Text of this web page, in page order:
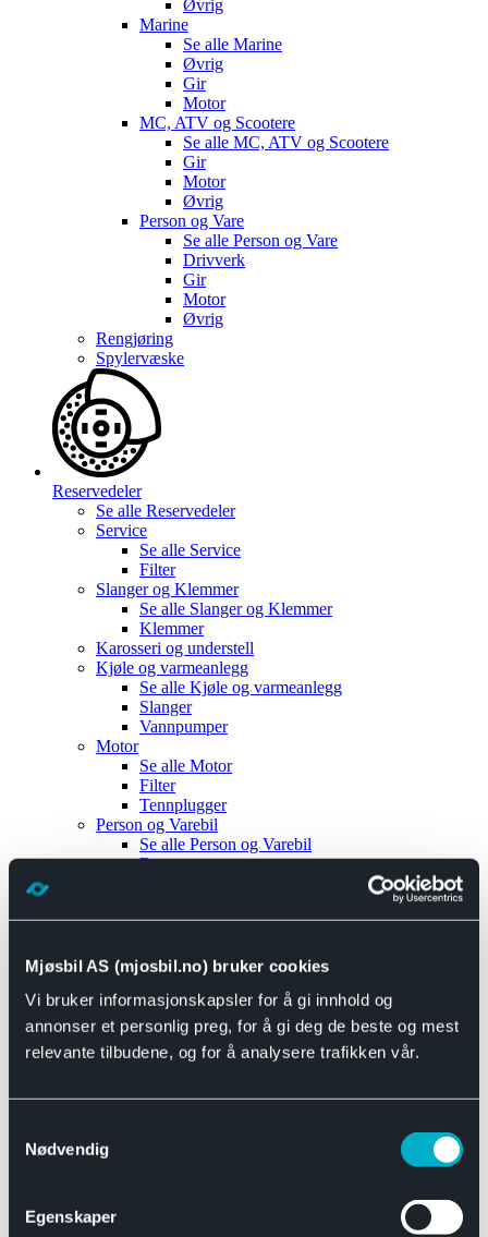
Mjøsbil AS (mjosbil.no) bruker cookies
Vi bruker informasjonskapsler for å gi innhold og
annonser et personlig preg, for å gi deg de beste og mest
relevante tilbudene, og for å analysere trafikken vår.
Nødvendig
Egenskaper
Øvrig
Marine
Se alle Marine
Øvrig
Gir
Motor
MC, ATV og Scootere
Se alle MC, ATV og Scootere
Gir
Motor
Øvrig
Person og Vare
Se alle Person og Vare
Drivverk
Gir
Motor
Øvrig
Rengjøring
Spylervæske
Reservedeler
Se alle Reservedeler
Service
Se alle Service
Filter
Slanger og Klemmer
Se alle Slanger og Klemmer
Klemmer
Karosseri og understell
Kjøle og varmeanlegg
Se alle Kjøle og varmeanlegg
Slanger
Vannpumper
Motor
Se alle Motor
Filter
Tennplugger
Person og Varebil
Se alle Person og Varebil
Brems
Motor og drivverk
Se alle Universal
Bremsedeler
Se alle Bremsedeler
Bremsenippler
Drivline og motor
Se alle Drivline og motor
Eksosanlegg